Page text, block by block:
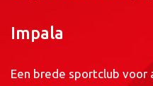
Impala
Een brede sportclub voor